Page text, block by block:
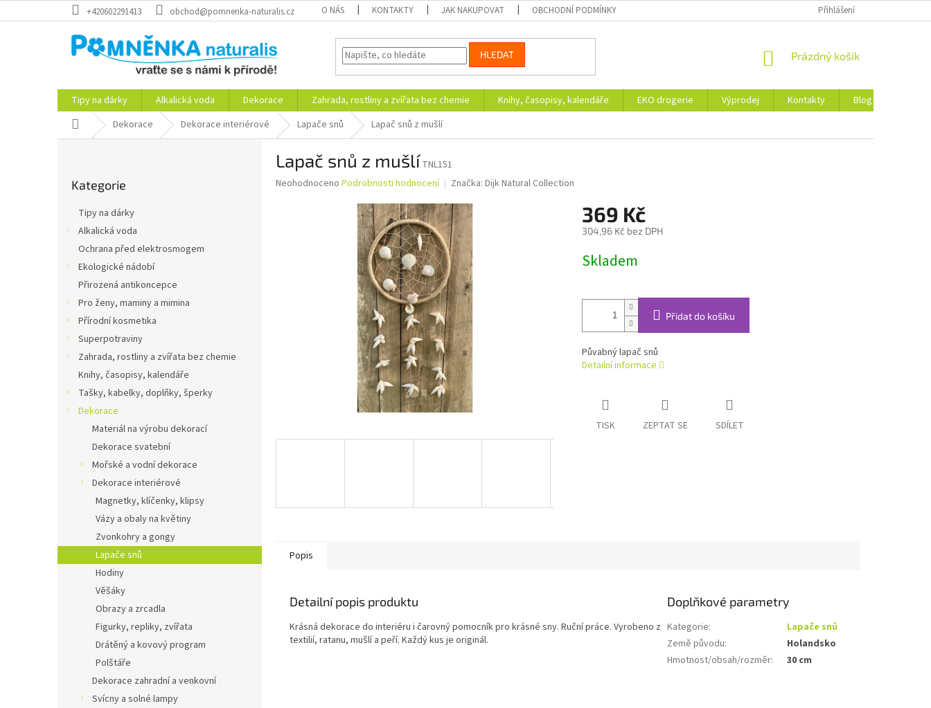
na
+420602291413 obchod@pomnenka-naturalis.cz O NÁS KONTAKTY JAK NAKUPOVAT OBCHODNÍ PODMÍNKY ZÁSADY OCHRANY OSOBNÍCH ÚDAJŮ A SOUBORY COOKIES
Přihlášení
HLEDAT
NÁKUPNÍ
Prázdný košík
Tipy na dárky Alkalická voda Dekorace Zahrada, rostliny a zvířata bez chemie Knihy, časopisy, kalendáře EKO drogerie Výprodej Kontakty Blog
Domů Dekorace Dekorace interiérové Lapače snů Lapač snů z mušlí
kategorie
Kategorie
Tipy na dárky
Alkalická voda
Ochrana před elektrosmogem
Ekologické nádobí
Přirozená antikoncepce
Pro ženy, maminy a mimina
Přírodní kosmetika
Superpotraviny
Zahrada, rostliny a zvířata bez chemie
Knihy, časopisy, kalendáře
Tašky, kabelky, doplňky, šperky
Dekorace
Materiál na výrobu dekorací
Dekorace svatební
Mořské a vodní dekorace
Dekorace interiérové
Magnetky, klíčenky, klipsy
Vázy a obaly na květiny
Zvonkohry a gongy
Lapače snů
Hodiny
Věšáky
Obrazy a zrcadla
Figurky, repliky, zvířata
Drátěný a kovový program
Polštáře
Dekorace zahradní a venkovní
Svícny a solné lampy
Lapač snů z mušlí TNL151
Průměrné
Neohodnoceno Podrobnosti hodnocení Značka: Dijk Natural Collection
369 Kč
304,96 Kč bez DPH
cena:
Skladem
Přidat do košíku
Půvabný lapač snů
Detailní informace
TISK ZEPTAT SE SDÍLET
Popis
Detailní popis produktu
Krásná dekorace do interiéru i čarovný pomocník pro krásné sny. Ruční práce. Vyrobeno z
textilií, ratanu, mušlí a peří. Každý kus je originál.
Doplňkové parametry
Kategorie:
Lapače snů
Země původu:
Holandsko
Hmotnost/obsah/rozměr: 30 cm